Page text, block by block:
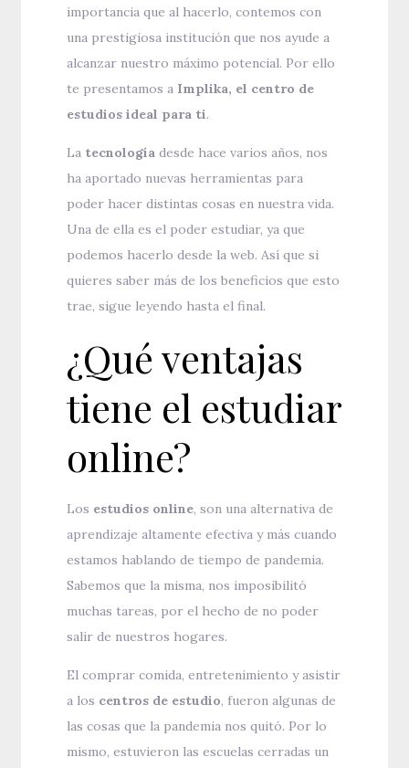
importancia que al hacerlo, contemos con
una prestigiosa institución que nos ayude a
alcanzar nuestro máximo potencial. Por ello
te presentamos a Implika, el centro de
estudios ideal para ti.
La tecnología desde hace varios años, nos
ha aportado nuevas herramientas para
poder hacer distintas cosas en nuestra vida.
Una de ella es el poder estudiar, ya que
podemos hacerlo desde la web. Así que si
quieres saber más de los beneficios que esto
trae, sigue leyendo hasta el final.
¿Qué ventajas
tiene el estudiar
online?
Los estudios online, son una alternativa de
aprendizaje altamente efectiva y más cuando
estamos hablando de tiempo de pandemia.
Sabemos que la misma, nos imposibilitó
muchas tareas, por el hecho de no poder
salir de nuestros hogares.
El comprar comida, entretenimiento y asistir
a los centros de estudio, fueron algunas de
las cosas que la pandemia nos quitó. Por lo
mismo, estuvieron las escuelas cerradas un